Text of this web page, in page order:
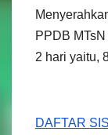
PPDB
2 hari yaitu,
DAFTAR